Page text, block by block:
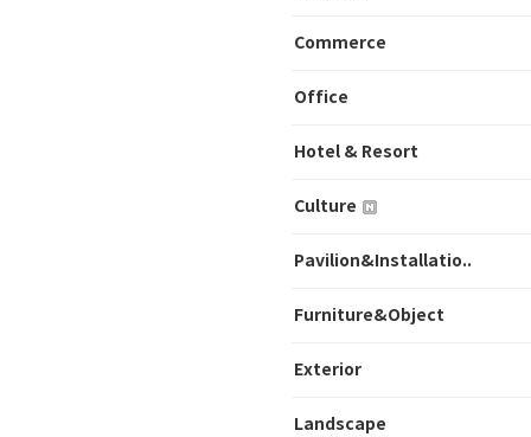
Commerce
Office
Hotel & Resort
Culture
Pavilion&Installatio..
Furniture&Object
Exterior
Landscape